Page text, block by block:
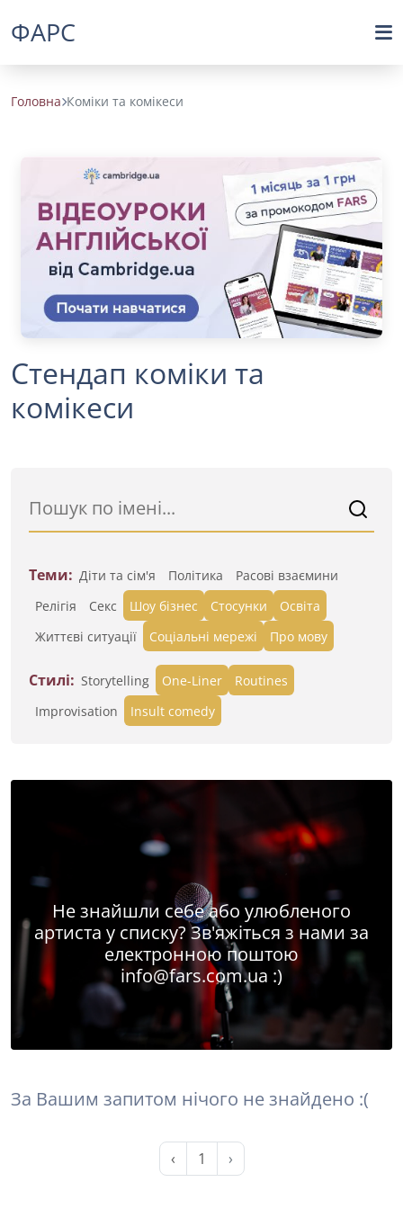
ФАРС
Головна Коміки та комікеси
Стендап коміки та
комікеси
Теми: Діти та сім'я Політика
Расові взаємини
Релігія
Секс Шоу бізнес Стосунки
Освіта
Життєві ситуації
Cоціальні мережі Про мову
Стилі: Storytelling One-Liner
Routines
Improvisation
Insult comedy
Не знайшли себе або улюбленого
артиста у списку? Зв'яжіться з нами за
електронною поштою
info@fars.com.ua :)
За Вашим запитом нічого не знайдено :(
‹ 1 ›